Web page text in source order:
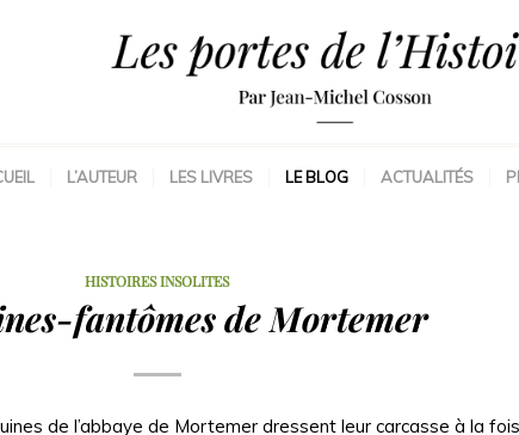
L’AUTEUR LES LIVRES LE BLOG ACTUALITÉS
HISTOIRES INSOLITES
fantômes de Mortemer
de l’abbaye de Mortemer dressent leur carcasse à la